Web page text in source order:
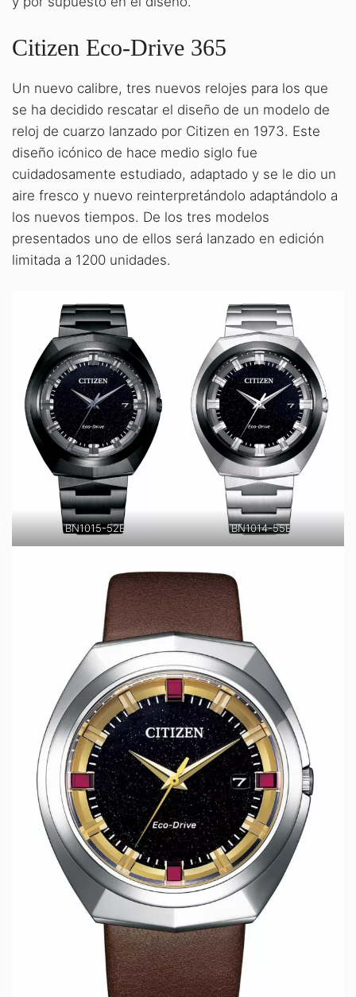
Citizen Eco-Drive 365
Un nuevo calibre, tres nuevos relojes para los que
se ha decidido rescatar el diseño de un modelo de
reloj de cuarzo lanzado por Citizen en 1973. Este
diseño icónico de hace medio siglo fue
cuidadosamente estudiado, adaptado y se le dio un
aire fresco y nuevo reinterpretándolo adaptándolo a
los nuevos tiempos. De los tres modelos
presentados uno de ellos será lanzado en edición
limitada a 1200 unidades.
BN1015-52E BN1014-55E